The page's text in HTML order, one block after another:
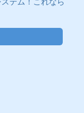
テム！これなら